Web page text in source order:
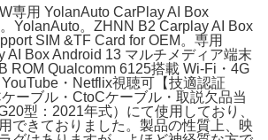
専用 YolanAuto CarPlay AI Box
YolanAuto。ZHNN B2 Carplay AI Box
SIM &TF Card for OEM。専用
AI Box Android 13 マルチメディア端末
ROM Qualcomm 6125搭載 Wi-Fi・4G
・Netflix視聴可【技適認証
ーブル・CtoCケーブル・取説欠品当
型：2021年式）にて使用しており、
できておりました。製品の性質上、映